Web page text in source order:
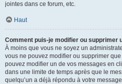
jointes dans ce forum, etc.
Haut
Comment puis-je modifier ou supprimer
À moins que vous ne soyez un
vous ne pouvez modifier ou supprimer
pouvez modifier un de vos messages en
dans une limite de temps après que le
quelqu’un a déjà répondu à votre